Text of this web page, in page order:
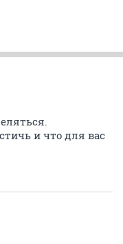
и что для вас